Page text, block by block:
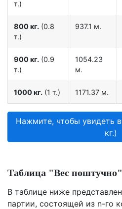
т.)
800 кг. (0.8
т.)
937.1 м.
900 кг. (0.9
т.)
1054.23
м.
1000 кг. (1 т.) 1171.37 м.
Нажмите, чтобы увидеть
кг.)
Таблица "Вес поштучно"
В таблице ниже
партии, состоящей из n-го